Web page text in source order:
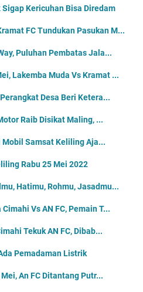
Kericuhan Bisa Diredam
FC Tundukan Pasukan M...
Puluhan Pembatas Jala...
Lakemba Muda Vs Kramat ...
Desa Beri Ketera...
Raib Disikat Maling, ...
Samsat Keliling Aja...
Rabu 25 Mei 2022
Hatimu, Rohmu, Jasadmu...
Vs AN FC, Pemain T...
Tekuk AN FC, Dibab...
Pemadaman Listrik
An FC Ditantang Putr...